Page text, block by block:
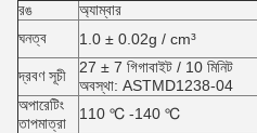
রঙ অ্যাম্বার
ঘনত্ব
1.0 ± 0.02g / cm³
দ্রবণ সূচী
27 ± 7 গিগাবাইট / 10 মিনিট
অবস্থা: ASTMD1238-04
অপারেটিং
তাপমাত্রা
110 ℃ -140 ℃